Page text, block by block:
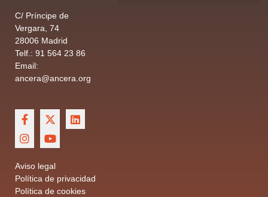
C/ Príncipe de
Vergara, 74
28006 Madrid
Telf.: 91 564 23 86
Email:
ancera@ancera.org
Aviso legal
Política de privacidad
Política de cookies